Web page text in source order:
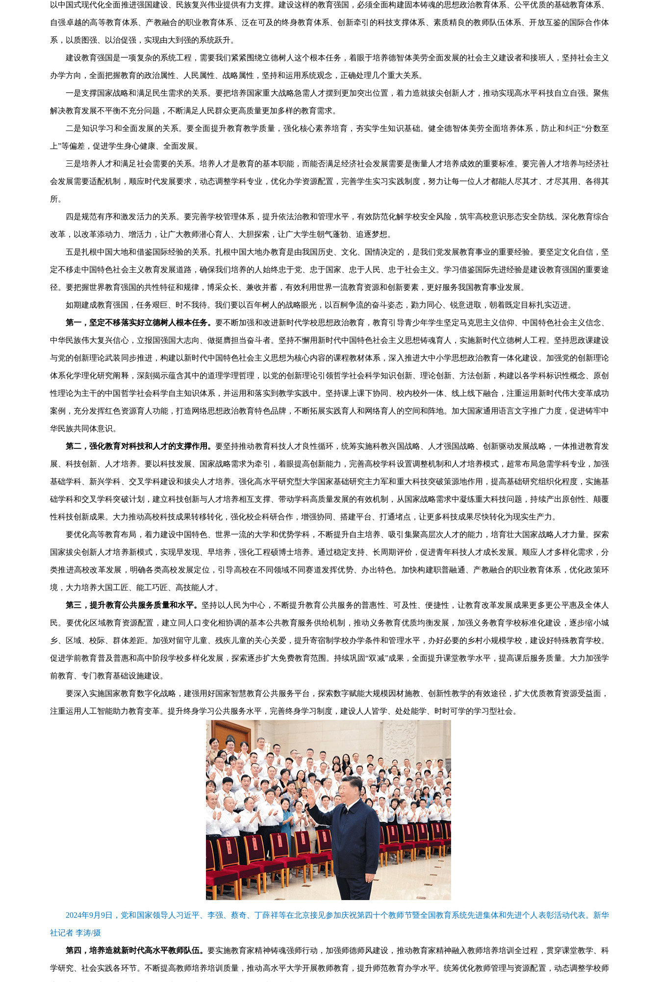
以中国式现代化全面推进强国建设、民族复兴伟业提供有力支撑。建设这样的教育强国，必须全面构建固本铸魂的思想政治教育体系、公平优质的基础教育体系、
自强卓越的高等教育体系、产教融合的职业教育体系、泛在可及的终身教育体系、创新牵引的科技支撑体系、素质精良的教师队伍体系、开放互鉴的国际合作体
系，以质图强、以治促强，实现由大到强的系统跃升。
建设教育强国是一项复杂的系统工程，需要我们紧紧围绕立德树人这个根本任务，着眼于培养德智体美劳全面发展的社会主义建设者和接班人，坚持社会主义
办学方向，全面把握教育的政治属性、人民属性、战略属性，坚持和运用系统观念，正确处理几个重大关系。
一是支撑国家战略和满足民生需求的关系。要把培养国家重大战略急需人才摆到更加突出位置，着力造就拔尖创新人才，推动实现高水平科技自立自强。聚焦
解决教育发展不平衡不充分问题，不断满足人民群众更高质量更加多样的教育需求。
二是知识学习和全面发展的关系。要全面提升教育教学质量，强化核心素养培育，夯实学生知识基础。健全德智体美劳全面培养体系，防止和纠正“分数至
上”等偏差，促进学生身心健康、全面发展。
三是培养人才和满足社会需要的关系。培养人才是教育的基本职能，而能否满足经济社会发展需要是衡量人才培养成效的重要标准。要完善人才培养与经济社
会发展需要适配机制，顺应时代发展要求，动态调整学科专业，优化办学资源配置，完善学生实习实践制度，努力让每一位人才都能人尽其才、才尽其用、各得其
所。
四是规范有序和激发活力的关系。要完善学校管理体系，提升依法治教和管理水平，有效防范化解学校安全风险，筑牢高校意识形态安全防线。深化教育综合
改革，以改革添动力、增活力，让广大教师潜心育人、大胆探索，让广大学生朝气蓬勃、追逐梦想。
五是扎根中国大地和借鉴国际经验的关系。扎根中国大地办教育是由我国历史、文化、国情决定的，是我们党发展教育事业的重要经验。要坚定文化自信，坚
定不移走中国特色社会主义教育发展道路，确保我们培养的人始终忠于党、忠于国家、忠于人民、忠于社会主义。学习借鉴国际先进经验是建设教育强国的重要途
径。要把握世界教育强国的共性特征和规律，博采众长、兼收并蓄，有效利用世界一流教育资源和创新要素，更好服务我国教育事业发展。
如期建成教育强国，任务艰巨、时不我待。我们要以百年树人的战略眼光，以百舸争流的奋斗姿态，勠力同心、锐意进取，朝着既定目标扎实迈进。
第一，坚定不移落实好立德树人根本任务。要不断加强和改进新时代学校思想政治教育，教育引导青少年学生坚定马克思主义信仰、中国特色社会主义信念、
中华民族伟大复兴信心，立报国强国大志向、做挺膺担当奋斗者。坚持不懈用新时代中国特色社会主义思想铸魂育人，实施新时代立德树人工程。坚持思政课建设
与党的创新理论武装同步推进，构建以新时代中国特色社会主义思想为核心内容的课程教材体系，深入推进大中小学思想政治教育一体化建设。加强党的创新理论
体系化学理化研究阐释，深刻揭示蕴含其中的道理学理哲理，以党的创新理论引领哲学社会科学知识创新、理论创新、方法创新，构建以各学科标识性概念、原创
性理论为主干的中国哲学社会科学自主知识体系，并运用和落实到教学实践中。坚持课上课下协同、校内校外一体、线上线下融合，注重运用新时代伟大变革成功
案例，充分发挥红色资源育人功能，打造网络思想政治教育特色品牌，不断拓展实践育人和网络育人的空间和阵地。加大国家通用语言文字推广力度，促进铸牢中
华民族共同体意识。
第二，强化教育对科技和人才的支撑作用。要坚持推动教育科技人才良性循环，统筹实施科教兴国战略、人才强国战略、创新驱动发展战略，一体推进教育发
展、科技创新、人才培养。要以科技发展、国家战略需求为牵引，着眼提高创新能力，完善高校学科设置调整机制和人才培养模式，超常布局急需学科专业，加强
基础学科、新兴学科、交叉学科建设和拔尖人才培养。强化高水平研究型大学国家基础研究主力军和重大科技突破策源地作用，提高基础研究组织化程度，实施基
础学科和交叉学科突破计划，建立科技创新与人才培养相互支撑、带动学科高质量发展的有效机制，从国家战略需求中凝练重大科技问题，持续产出原创性、颠覆
性科技创新成果。大力推动高校科技成果转移转化，强化校企科研合作，增强协同、搭建平台、打通堵点，让更多科技成果尽快转化为现实生产力。
要优化高等教育布局，着力建设中国特色、世界一流的大学和优势学科，不断提升自主培养、吸引集聚高层次人才的能力，培育壮大国家战略人才力量。探索
国家拔尖创新人才培养新模式，实现早发现、早培养，强化工程硕博士培养。通过稳定支持、长周期评价，促进青年科技人才成长发展。顺应人才多样化需求，分
类推进高校改革发展，明确各类高校发展定位，引导高校在不同领域不同赛道发挥优势、办出特色。加快构建职普融通、产教融合的职业教育体系，优化政策环
境，大力培养大国工匠、能工巧匠、高技能人才。
第三，提升教育公共服务质量和水平。 坚持以人民为中心，不断提升教育公共服务的普惠性、可及性、便捷性，让教育改革发展成果更多更公平惠及全体人
民。要优化区域教育资源配置，建立同人口变化相协调的基本公共教育服务供给机制，推动义务教育优质均衡发展，加强义务教育学校标准化建设，逐步缩小城
乡、区域、校际、群体差距。加强对留守儿童、残疾儿童的关心关爱，提升寄宿制学校办学条件和管理水平，办好必要的乡村小规模学校，建设好特殊教育学校。
促进学前教育普及普惠和高中阶段学校多样化发展，探索逐步扩大免费教育范围。持续巩固“双减”成果，全面提升课堂教学水平，提高课后服务质量。大力加强学
前教育、专门教育基础设施建设。
要深入实施国家教育数字化战略，建强用好国家智慧教育公共服务平台，探索数字赋能大规模因材施教、创新性教学的有效途径，扩大优质教育资源受益面，
注重运用人工智能助力教育变革。提升终身学习公共服务水平，完善终身学习制度，建设人人皆学、处处能学、时时可学的学习型社会。
2024年9月9日，党和国家领导人习近平、李强、蔡奇、丁薛祥等在北京接见参加庆祝第四十个教师节暨全国教育系统先进集体和先进个人表彰活动代表。新华
社记者 李涛/摄
第四，培养造就新时代高水平教师队伍。要实施教育家精神铸魂强师行动，加强师德师风建设，推动教育家精神融入教师培养培训全过程，贯穿课堂教学、科
学研究、社会实践各环节。不断提高教师培养培训质量，推动高水平大学开展教师教育，提升师范教育办学水平。统筹优化教师管理与资源配置，动态调整学校师